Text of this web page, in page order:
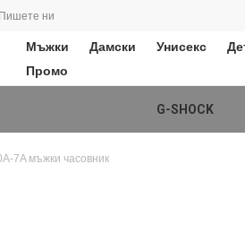
Пишете ни
Мъжки Дамски Унисекс
Промо
G-SHOCK
7A мъжки часовник